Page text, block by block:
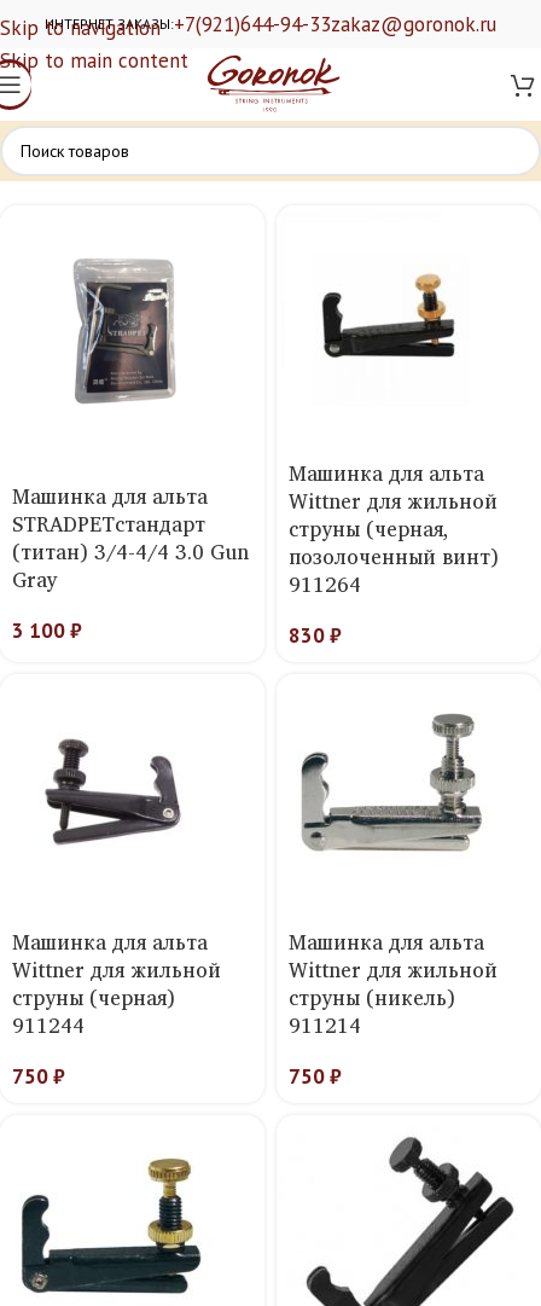
Skip to navigation
Skip to main content
ИНТЕРНЕТ ЗАКАЗЫ:+7(921)644-94-33zakaz@goronok.ru
Машинка для альта
STRADPETстандарт
(титан) 3/4-4/4 3.0 Gun
Gray
3 100₽
Машинка для альта
Wittner для жильной
струны (черная,
позолоченный винт)
911264
830₽
Машинка для альта
Wittner для жильной
струны (черная)
911244
750₽
Машинка для альта
Wittner для жильной
струны (никель)
911214
750₽